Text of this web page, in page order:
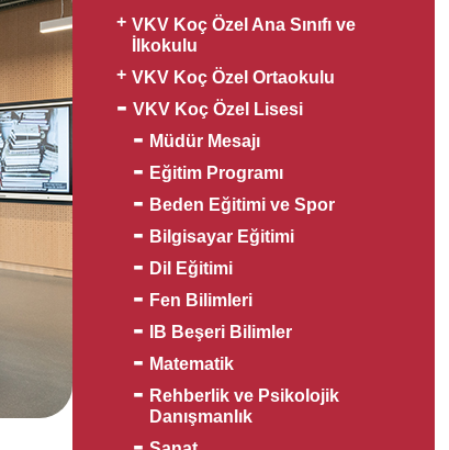
VKV Koç Özel Ana Sınıfı ve
İlkokulu
VKV Koç Özel Ortaokulu
VKV Koç Özel Lisesi
Müdür Mesajı
Eğitim Programı
Beden Eğitimi ve Spor
Bilgisayar Eğitimi
Dil Eğitimi
Fen Bilimleri
IB Beşeri Bilimler
Matematik
Rehberlik ve Psikolojik
Danışmanlık